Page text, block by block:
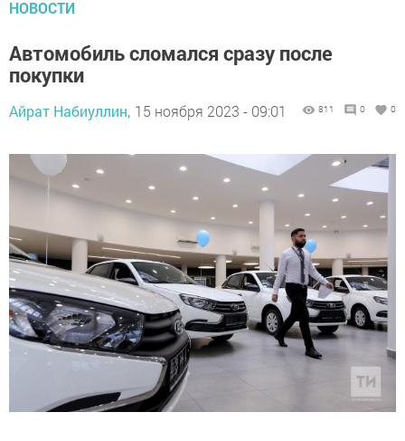
НОВОСТИ
Автомобиль сломался сразу после
покупки
Айрат Набиуллин, 15 ноября 2023 - 09:01 811 0 0